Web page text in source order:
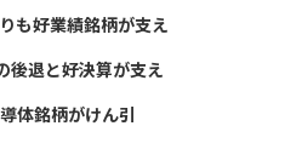
も好業績銘柄が支え
後退と好決算が支え
体銘柄がけん引